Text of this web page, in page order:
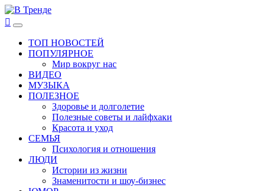
Перейти
к
содержимому
В Тренде
Самые свежие новости интернета
Основное
менюТОП НОВОСТЕЙ
ПОПУЛЯРНОЕ
Мир вокруг нас
ВИДЕО
МУЗЫКА
ПОЛЕЗНОЕ
Здоровье и долголетие
Полезные советы и лайфхаки
Красота и уход
СЕМЬЯ
Психология и отношения
ЛЮДИ
Истории из жизни
Знаменитости и шоу-бизнес